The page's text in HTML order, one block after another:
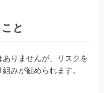
と
りませんが、リスクを
みが勧められます。